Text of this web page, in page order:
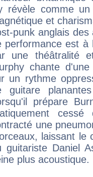
révèle comme
et
punk anglais
performance est à
une théâtralité
chante
un rythme
guitare
prépare
une
laissant le
guitariste Daniel
plus acoustique.